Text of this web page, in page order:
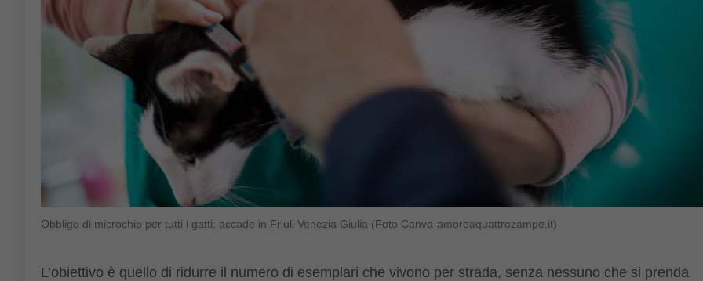
Obbligo di microchip per tutti i gatti: accade in Friuli Venezia Giulia (Foto Canva-amoreaquattrozampe.it)
L’obiettivo è quello di ridurre il numero di esemplari che vivono per strada, senza nessuno che si prenda